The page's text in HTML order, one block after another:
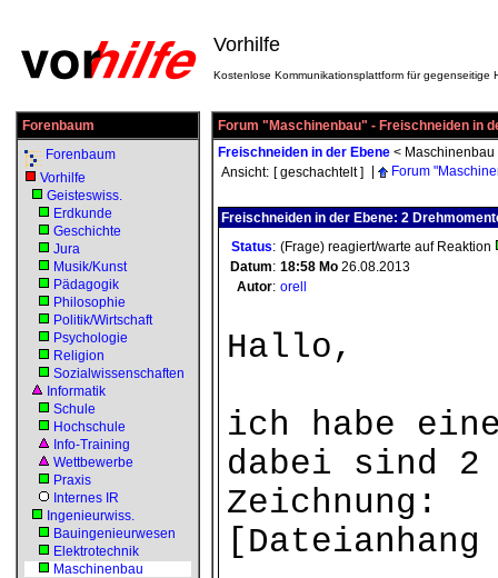
Vorhilfe
Kostenlose Kommunikationsplattform für gegenseitige
Forenbaum
Forenbaum
Vorhilfe
Geisteswiss.
Erdkunde
Geschichte
Jura
Musik/Kunst
Pädagogik
Philosophie
Politik/Wirtschaft
Psychologie
Religion
Sozialwissenschaften
Informatik
Schule
Hochschule
Info-Training
Wettbewerbe
Praxis
Internes IR
Ingenieurwiss.
Bauingenieurwesen
Elektrotechnik
Maschinenbau
Forum "Maschinenbau" - Freischneiden in
Freischneiden in der Ebene < Maschinenbau
Ansicht: [ geschachtelt ] Forum
Freischneiden in der Ebene: 2
Status: (Frage) reagiert/warte auf Reaktion
Datum: 18:58 Mo 26.08.2013
Autor: orell
Hallo,
ich habe
dabei sind 2
Zeichnung: